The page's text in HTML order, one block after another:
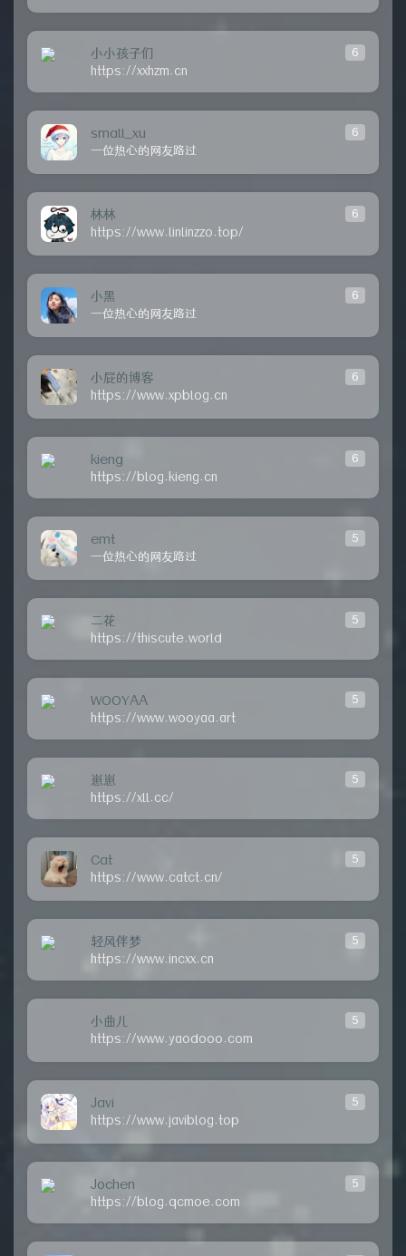
6
小小孩子们
https://xxhzm.cn
6
small_xu
一位热心的网友路过
6
林林
https://www.linlinzzo.top/
6
小黑
一位热心的网友路过
6
小屁的博客
https://www.xpblog.cn
6
kieng
https://blog.kieng.cn
5
emt
一位热心的网友路过
5
二花
https://thiscute.world
5
WOOYAA
https://www.wooyaa.art
5
崽崽
https://xll.cc/
5
Cat
https://www.catct.cn/
5
轻风伴梦
https://www.incxx.cn
5
小曲儿
https://www.yaodooo.com
5
Javi
https://www.javiblog.top
5
Jochen
https://blog.qcmoe.com